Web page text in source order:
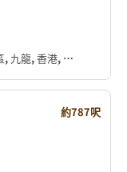
龍, 香港, 中国
約787呎